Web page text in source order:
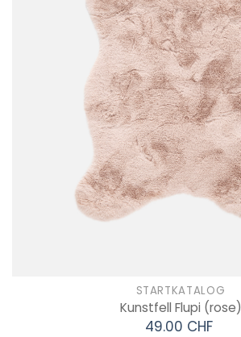
STARTKATALOG
Kunstfell Flupi (rose)
49.00 CHF